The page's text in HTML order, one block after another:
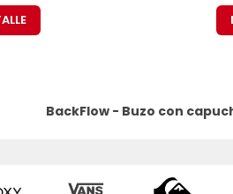
BackFlow - Buzo con